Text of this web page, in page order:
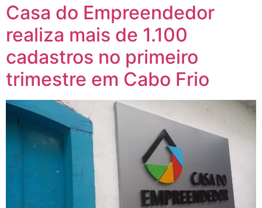
Casa do Empreendedor
realiza mais de 1.100
cadastros no primeiro
trimestre em Cabo Frio